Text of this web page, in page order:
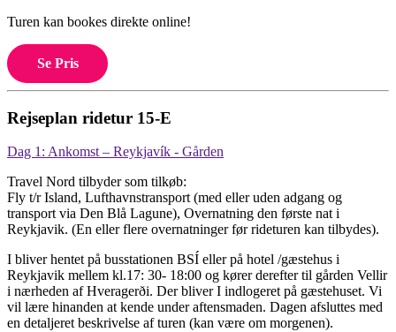
Turen kan bookes direkte online!
Se Pris
Rejseplan ridetur 15-E
Dag 1: Ankomst – Reykjavík - Gården
Travel Nord tilbyder som tilkøb:
Fly t/r Island, Lufthavnstransport (med eller uden adgang og
transport via Den Blå Lagune), Overnatning den første nat i
Reykjavik. (En eller flere overnatninger før rideturen kan tilbydes).
I bliver hentet på busstationen BSÍ eller på hotel /gæstehus i
Reykjavik mellem kl.17: 30- 18:00 og kører derefter til gården Vellir
i nærheden af Hveragerði. Der bliver I indlogeret på gæstehuset. Vi
vil lære hinanden at kende under aftensmaden. Dagen afsluttes med
en detaljeret beskrivelse af turen (kan være om morgenen).